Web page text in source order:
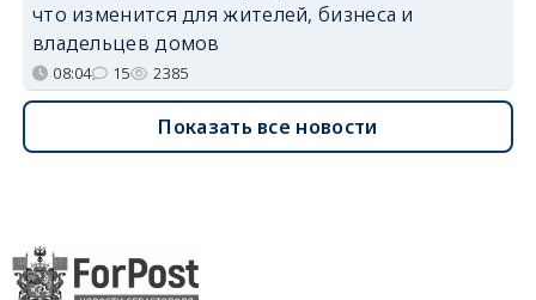
что изменится для жителей, бизнеса и
владельцев домов
08:04 15 2385
Показать все новости